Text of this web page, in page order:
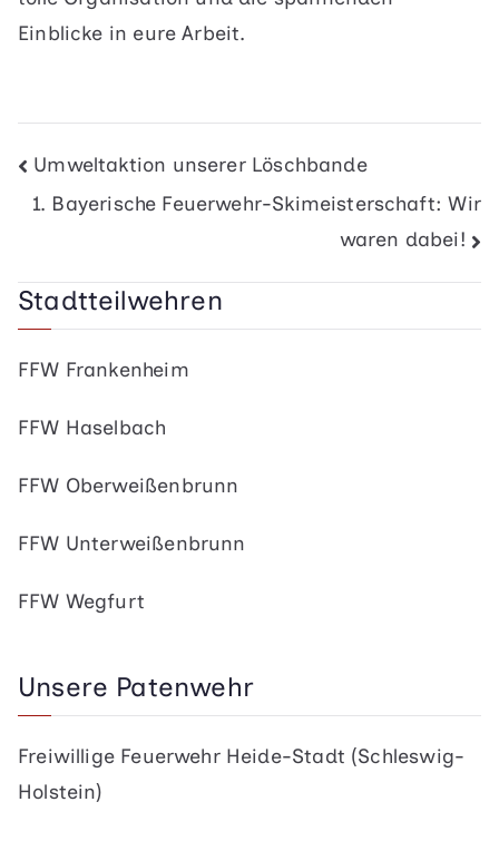
Einblicke in eure Arbeit.
Beitragsnavigation
Umweltaktion unserer Löschbande
1. Bayerische Feuerwehr-Skimeisterschaft: Wir
waren dabei!
Stadtteilwehren
FFW Frankenheim
FFW Haselbach
FFW Oberweißenbrunn
FFW Unterweißenbrunn
FFW Wegfurt
Unsere Patenwehr
Freiwillige Feuerwehr Heide-Stadt (Schleswig-
Holstein)